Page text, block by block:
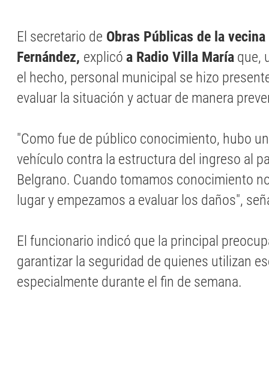
El secretario de Obras Públicas de la
Fernández, explicóa Radio Villa María que,
el hecho, personal municipal se hizo
evaluar la situación y actuar de manera
"Como fue de público conocimiento, hubo
vehículo contra la estructura del ingreso al
Belgrano. Cuando tomamos conocimiento
lugar y empezamos a evaluar los daños",
El funcionario indicó que la principal
garantizar la seguridad de quienes utilizan
especialmente durante el fin de semana.